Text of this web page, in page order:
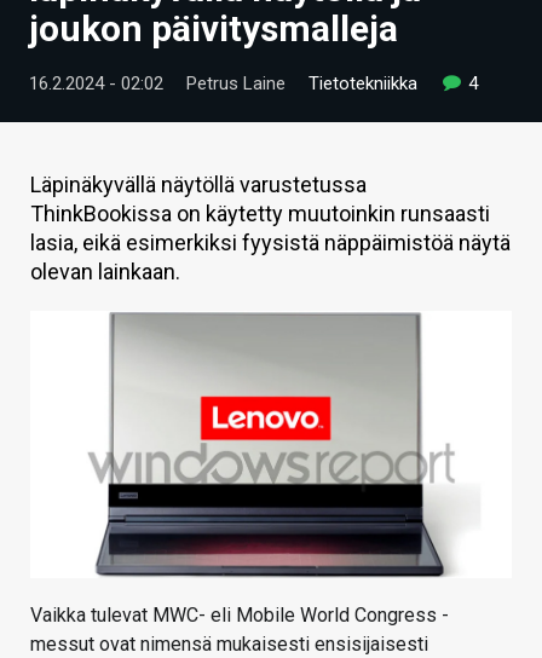
VIDEOT
TECHBBS
HINTA.FI
KAUPPA
VAIHDA TEEMA
joukon päivitysmalleja
16.2.2024 - 02:02 Petrus Laine Tietotekniikka 4
Läpinäkyvällä näytöllä varustetussa
ThinkBookissa on käytetty muutoinkin runsaasti
lasia, eikä esimerkiksi fyysistä näppäimistöä näytä
olevan lainkaan.
Vaikka tulevat MWC- eli Mobile World Congress -
messut ovat nimensä mukaisesti ensisijaisesti